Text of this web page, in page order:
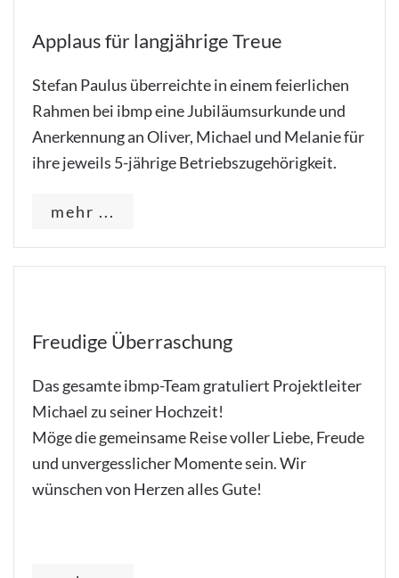
Applaus für langjährige Treue
Stefan Paulus überreichte in einem feierlichen
Rahmen bei ibmp eine Jubiläumsurkunde und
Anerkennung an Oliver, Michael und Melanie für
ihre jeweils 5-jährige Betriebszugehörigkeit.
mehr ...
Freudige Überraschung
Das gesamte ibmp-Team gratuliert Projektleiter
Michael zu seiner Hochzeit!
Möge die gemeinsame Reise voller Liebe, Freude
und unvergesslicher Momente sein. Wir
wünschen von Herzen alles Gute!